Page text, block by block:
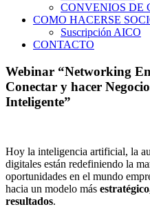
CONVENIOS DE
COMO HACERSE
Suscripción AICO
CONTACTO
Webinar “Networking
Conectar y hacer
Inteligente”
Hoy la inteligencia artificial, la
digitales están redefiniendo la
oportunidades en el mundo
hacia un modelo más
resultados.